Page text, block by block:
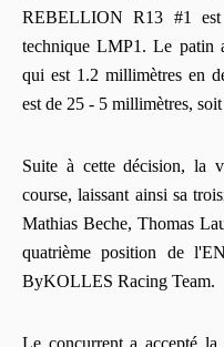
REBELLION R13 #1 est
technique LMP1. Le patin
qui est 1.2 millimètres en
est de 25 - 5 millimètres,
Suite à cette décision, la
course, laissant ainsi sa
Mathias Beche, Thomas
quatrième position de
ByKOLLES Racing Team.